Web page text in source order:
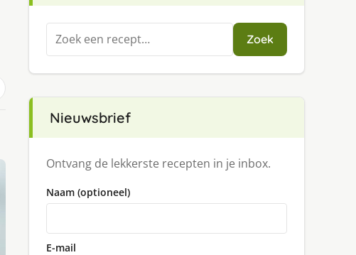
Zoeken
naar:
Zoek
Nieuwsbrief
Ontvang de lekkerste recepten in je inbox.
Naam (optioneel)
E-mail